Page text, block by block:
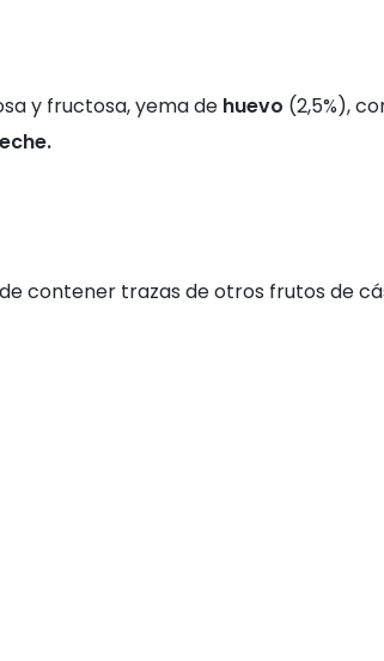
y fructosa, yema de huevo (2,5%),
contener trazas de otros frutos de